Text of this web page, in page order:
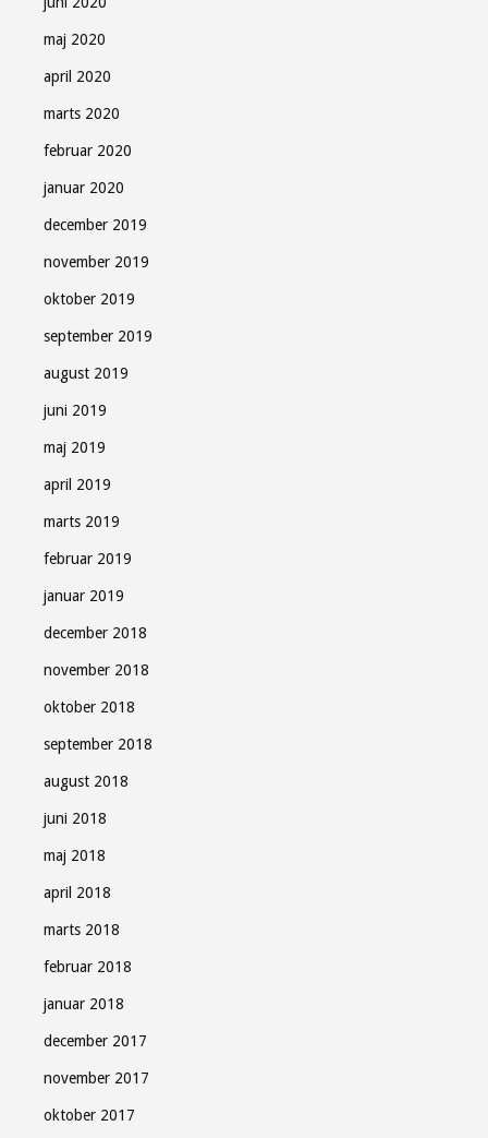
maj 2020
april 2020
marts 2020
februar 2020
januar 2020
december 2019
november 2019
oktober 2019
september 2019
august 2019
juni 2019
maj 2019
april 2019
marts 2019
februar 2019
januar 2019
december 2018
november 2018
oktober 2018
september 2018
august 2018
juni 2018
maj 2018
april 2018
marts 2018
februar 2018
januar 2018
december 2017
november 2017
oktober 2017